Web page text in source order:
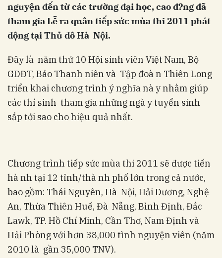
nguyện đến từ các trường đại học, cao đ?ng đã
tham gia Lễ ra quân tiếp sức mùa thi 2011 phát
động tại Thủ đô Hà Nội.
Đây là năm thứ 10 Hội sinh viên Việt Nam, Bộ
GDĐT, Báo Thanh niên và Tập đoà n Thiên Long
triển khai chương trình ý nghĩa nà y nhằm giúp
các thí sinh tham gia những ngà y tuyển sinh
sắp tới sao cho hiệu quả nhất.
Chương trình tiếp sức mùa thi 2011 sẽ được tiến
hà nh tại 12 tỉnh/thà nh phố lớn trong cả nước,
bao gồm: Thái Nguyên, Hà Nội, Hải Dương, Nghệ
An, Thừa Thiên Huế, Đà Nẵng, Bình Định, Đắc
Lawk, TP. Hồ Chí Minh, Cần Thơ, Nam Định và
Hải Phòng với hơn 38,000 tình nguyện viên (năm
2010 là gần 35,000 TNV).
Hủy